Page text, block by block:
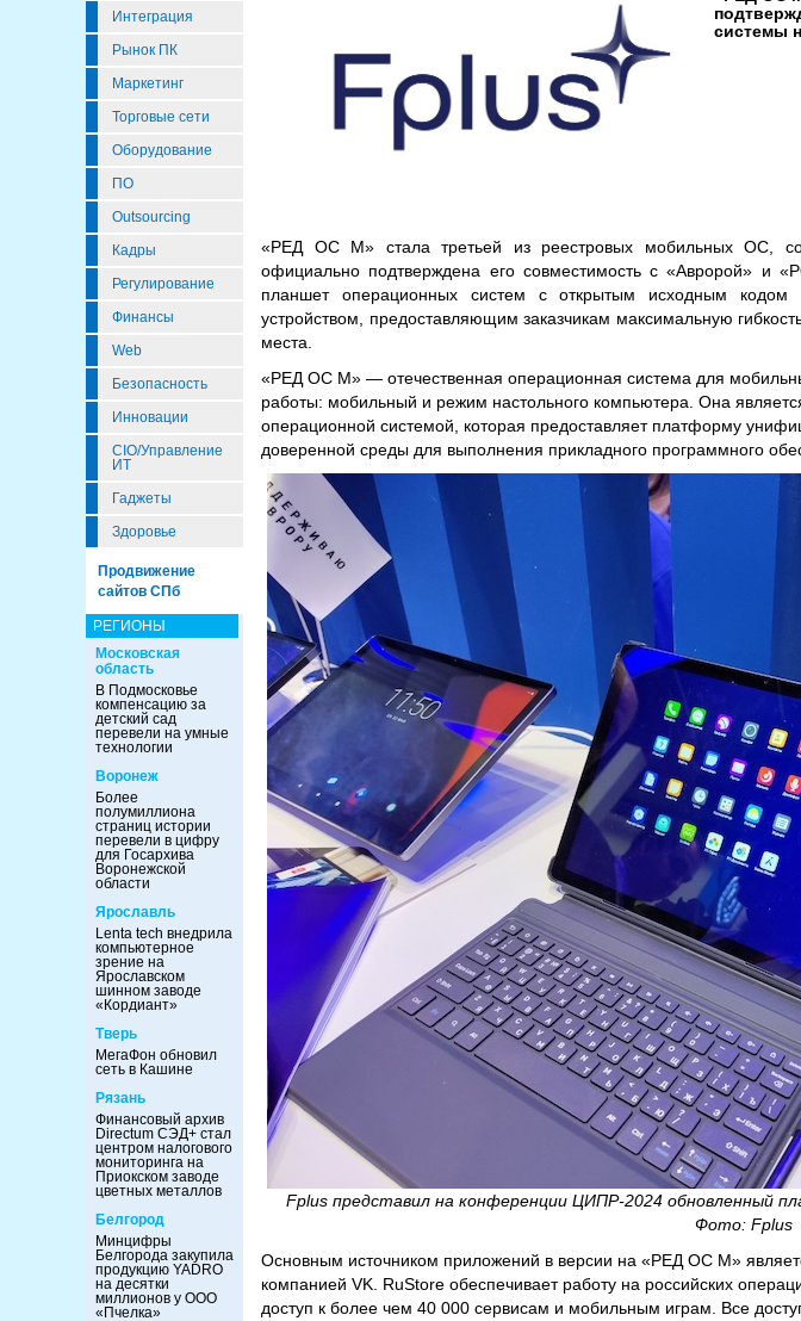
Интеграция
Рынок ПК
Маркетинг
Торговые сети
Оборудование
ПО
Outsourcing
Кадры
Регулирование
Финансы
Web
Безопасность
Инновации
CIO/Управление
ИТ
Гаджеты
Здоровье
Продвижение
сайтов СПб
РЕГИОНЫ
Московская
область
В Подмосковье
компенсацию за
детский сад
перевели на умные
технологии
Воронеж
Более
полумиллиона
страниц истории
перевели в цифру
для Госархива
Воронежской
области
Ярославль
Lenta tech внедрила
компьютерное
зрение на
Ярославском
шинном заводе
«Кордиант»
Тверь
МегаФон обновил
сеть в Кашине
Рязань
Финансовый архив
Directum СЭД+ стал
центром налогового
мониторинга на
Приокском заводе
цветных металлов
Белгород
Минцифры
Белгорода закупила
продукцию YADRO
на десятки
миллионов у ООО
«Пчелка»
системы
«РЕД ОС М» стала третьей из реестровых мобильных ОС,
официально подтверждена его совместимость с «Авророй» и
планшет операционных систем с открытым исходным кодом
устройством, предоставляющим заказчикам максимальную
места.
«РЕД ОС М» — отечественная операционная система для
работы: мобильный и режим настольного компьютера. Она
операционной системой, которая предоставляет платформу
доверенной среды для выполнения прикладного программного
Fplus представил на конференции ЦИПР-2024 обновленный
Фото: Fplus
Основным источником приложений в версии на «РЕД ОС М»
компанией VK. RuStore обеспечивает работу на российских
доступ к более чем 40 000 сервисам и мобильным играм. Все